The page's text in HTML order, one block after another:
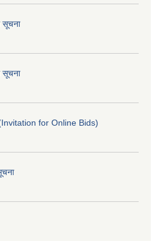
सूचना
सूचना
(Invitation for Online Bids)